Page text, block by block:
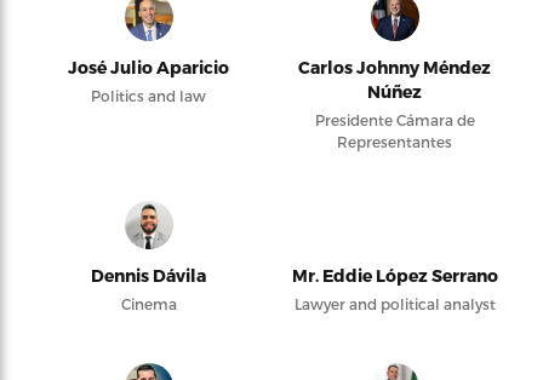
José Julio Aparicio
Politics and law
Carlos Johnny Méndez
Núñez
Presidente Cámara de
Representantes
Dennis Dávila
Cinema
Mr. Eddie López Serrano
Lawyer and political analyst